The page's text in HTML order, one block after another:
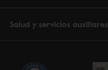
Salud y servicios auxiliares